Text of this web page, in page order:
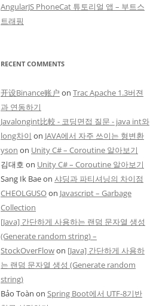
AngularJS PhoneCat 튜토리얼 앱 – 부트스
트래핑
RECENT COMMENTS
开设Binance账户 on Trac Apache 1.3버젼
과 연동하기
Javalongint比較 - 코딩면접 질문 - java int와
long차이 on JAVA에서 자주 쓰이는 형변환
yson on Unity C# – Coroutine 알아보기
김대호 on Unity C# – Coroutine 알아보기
Sang Ik Baeon 샤딩과 파티셔닝의 차이점
CHEOLGUSOon Javascript – Garbage
Collection
[Java] 간단하게 사용하는 랜덤 문자열 생성
(Generate random string) –
StockOverFlowon [Java] 간단하게 사용하
는 랜덤 문자열 생성 (Generate random
string)
Bảo Toàn on Spring Boot에서 UTF-8기반